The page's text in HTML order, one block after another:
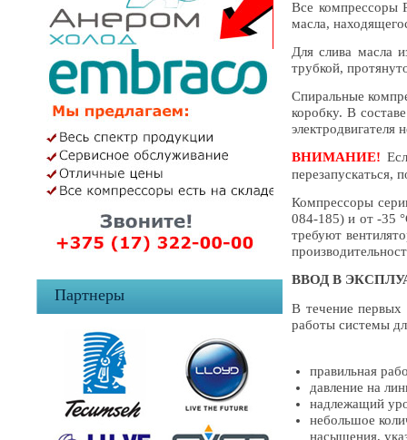
Партнеры
Все компрессоры
масла,
Для слива масла
трубкой,
Спиральные
коробку. В
ВНИМАНИЕ!
перезапускаться,
Компрессоры
084-185) и от -35
требуют
ВВОД В
В течение первых
работы системы
правильная
давление на
надлежащий
небольшое
насыщения,